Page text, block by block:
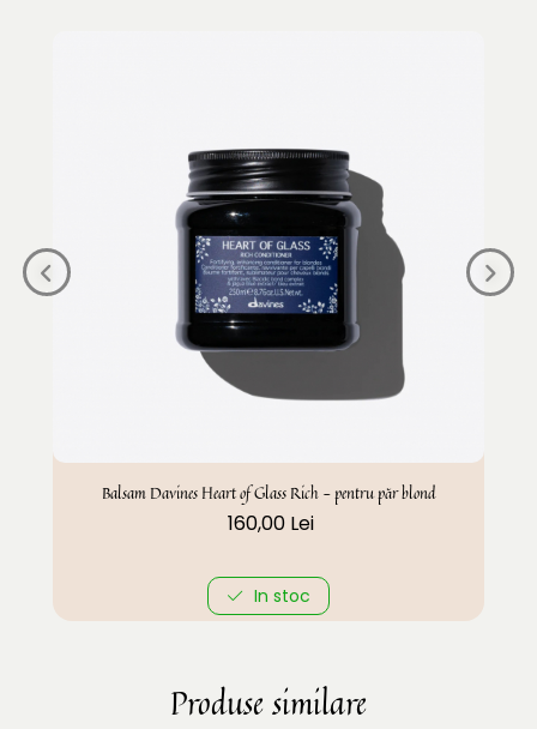
Balsam Davines Heart of Glass Rich - pentru păr blond
160,00 Lei
In stoc
Produse similare